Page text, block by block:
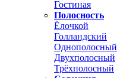
Гостиная
Полосность
Ёлочкой
Голландский
Однополосный
Двухполосный
Трёхполосный